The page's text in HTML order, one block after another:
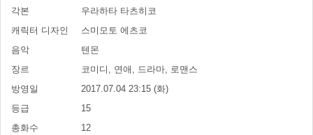
각본
우라하타 타츠히코
캐릭터 디자인
스미모토 에츠코
음악
텐몬
장르
코미디, 연애, 드라마, 로맨스
방영일
2017.07.04 23:15 (화)
등급
15
총화수
12